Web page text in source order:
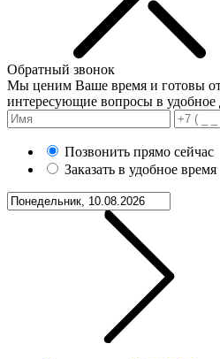
Обратный звонок
Мы ценим Ваше время и готовы
интересующие вопросы в удобное
Позвонить прямо сейчас
Заказать в удобное время